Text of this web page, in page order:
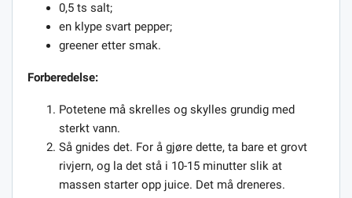
0,5 ts salt;
en klype svart pepper;
greener etter smak.
Forberedelse:
Potetene må skrelles og skylles grundig med
sterkt vann.
Så gnides det. For å gjøre dette, ta bare et grovt
rivjern, og la det stå i 10-15 minutter slik at
massen starter opp juice. Det må dreneres.